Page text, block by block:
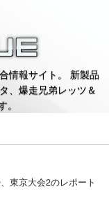
情報サイト。 新製品
、爆走兄弟レッツ＆
東京大会2のレポート